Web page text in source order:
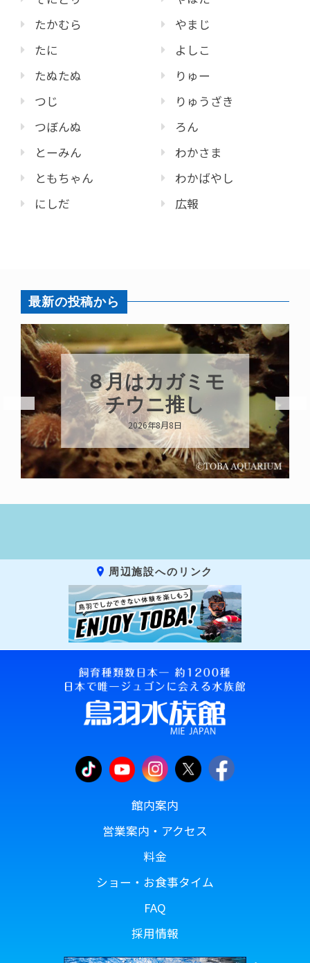
たかむら
たに
たぬたぬ
つじ
つぼんぬ
とーみん
ともちゃん
にしだ
やまじ
よしこ
りゅー
りゅうざき
ろん
わかさま
わかばやし
広報
最新の投稿から
８月はカガミモ
チウニ推し
2026年8月8日
周辺施設へのリンク
館内案内
営業案内・アクセス
料金
ショー・お食事タイム
FAQ
採用情報